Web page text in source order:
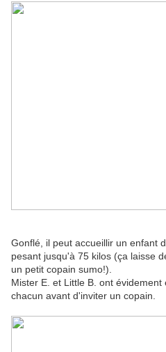
Gonflé, il peut accueillir un enfant
pesant jusqu'à 75 kilos (ça laisse
un petit copain sumo!).
Mister E. et Little B. ont
chacun avant d'inviter un copain.